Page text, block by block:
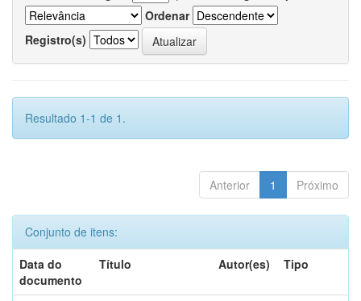
Ordenar
Registro(s)
Resultado 1-1 de 1.
Anterior 1 Próximo
Conjunto de itens:
Data do
documento
Título Autor(es) Tipo